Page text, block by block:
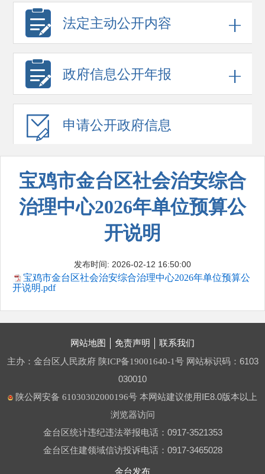
法定主动公开内容
政府信息公开年报
申请公开政府信息
宝鸡市金台区社会治安综合
治理中心2026年单位预算公
开说明
发布时间: 2026-02-12 16:50:00
宝鸡市金台区社会治安综合治理中心2026年单位预算公
开说明.pdf
网站地图 免责声明 联系我们
主办：金台区人民政府 陕ICP备19001640-1号 网站标识码：6103
030010
陕公网安备 61030302000196号 本网站建议使用IE8.0版本以上
浏览器访问
金台区统计违纪违法举报电话：0917-3521353
金台区住建领域信访投诉电话：0917-3465028
金台发布